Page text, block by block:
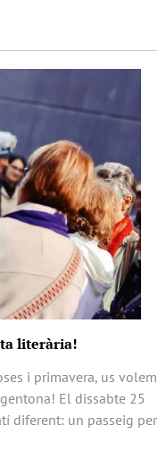
literària!
i primavera, us volem
El dissabte 25
diferent: un passeig per